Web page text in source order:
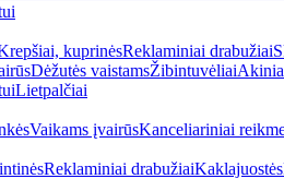
kuprinėsReklaminiai drabužiai
Dėžutės vaistamsŽibintuvėliai
Lietpalčiai
Vaikams įvairūsKanceliariniai
Reklaminiai drabužiaiKaklajuostės